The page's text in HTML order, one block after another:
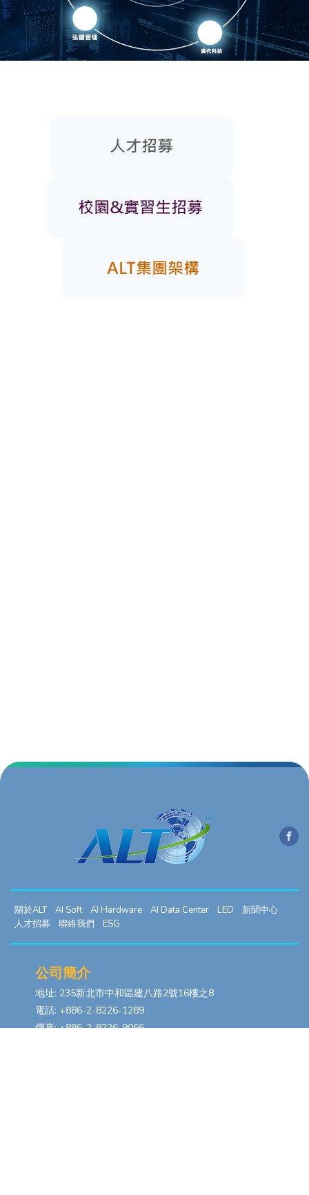
關於ALT AI Soft AI Hardware AI Data Center LED
新聞中心
人才招募
聯絡我們 ESG
公司簡介
地址: 235新北市中和區建八路2號16樓之8
電話: +886-2-8226-1289
傳真: +886-2-8226-9066